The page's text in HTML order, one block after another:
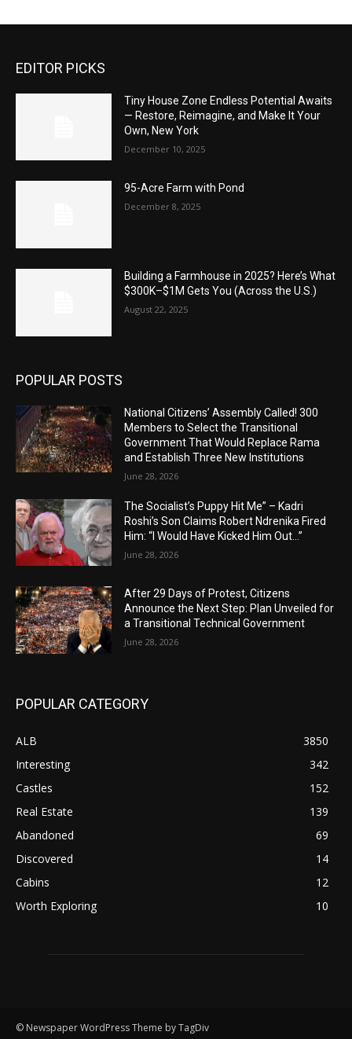
EDITOR PICKS
Tiny House Zone Endless Potential Awaits
— Restore, Reimagine, and Make It Your
Own, New York
December 10, 2025
95-Acre Farm with Pond
December 8, 2025
Building a Farmhouse in 2025? Here’s What
$300K–$1M Gets You (Across the U.S.)
August 22, 2025
POPULAR POSTS
National Citizens’ Assembly Called! 300
Members to Select the Transitional
Government That Would Replace Rama
and Establish Three New Institutions
June 28, 2026
The Socialist’s Puppy Hit Me” – Kadri
Roshi’s Son Claims Robert Ndrenika Fired
Him: “I Would Have Kicked Him Out…”
June 28, 2026
After 29 Days of Protest, Citizens
Announce the Next Step: Plan Unveiled for
a Transitional Technical Government
June 28, 2026
POPULAR CATEGORY
ALB
3850
Interesting
342
Castles
152
Real Estate
139
Abandoned
69
Discovered
14
Cabins
12
Worth Exploring
10
© Newspaper WordPress Theme by TagDiv